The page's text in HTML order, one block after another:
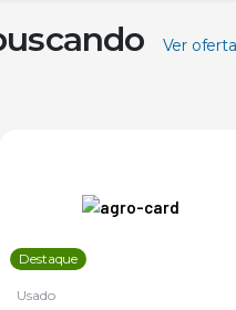
Ver
Destaque
Usado